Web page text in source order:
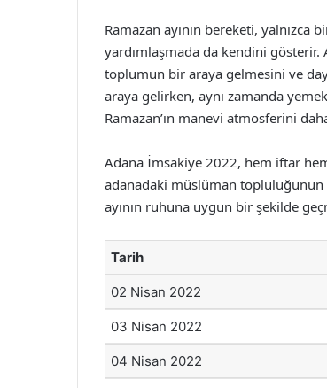
Ramazan ayının bereketi, yalnızca
yardımlaşmada da kendini gösterir.
toplumun bir araya gelmesini ve
araya gelirken, aynı zamanda
Ramazan’ın manevi atmosferini
Adana İmsakiye 2022, hem iftar
adanadaki müslüman topluluğunun
ayının ruhuna uygun bir şekilde
Tarih
02 Nisan 2022
03 Nisan 2022
04 Nisan 2022